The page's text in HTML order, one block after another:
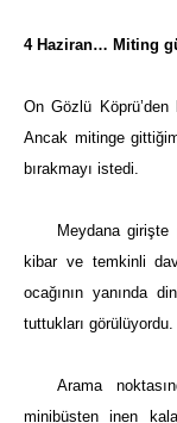
4 Haziran… Miting
On Gözlü
Ancak mitinge
bırakmayı istedi.
Meydana girişte
kibar ve temkinli
ocağının yanında
tuttukları görülüyordu.
Arama
minibüsten inen